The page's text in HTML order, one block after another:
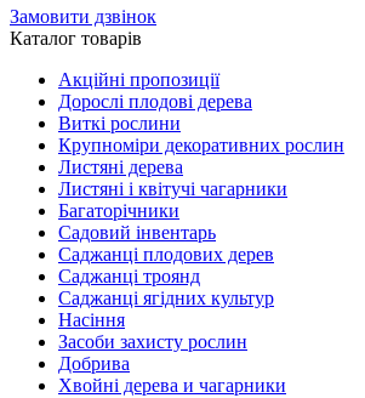
Замовити дзвінок
Каталог товарів
Акційні пропозиції
Дорослі плодові дерева
Виткі рослини
Крупноміри декоративних рослин
Листяні дерева
Листяні і квітучі чагарники
Багаторічники
Садовий інвентарь
Саджанці плодових дерев
Саджанці троянд
Саджанці ягідних культур
Насіння
Засоби захисту рослин
Добрива
Хвойні дерева и чагарники